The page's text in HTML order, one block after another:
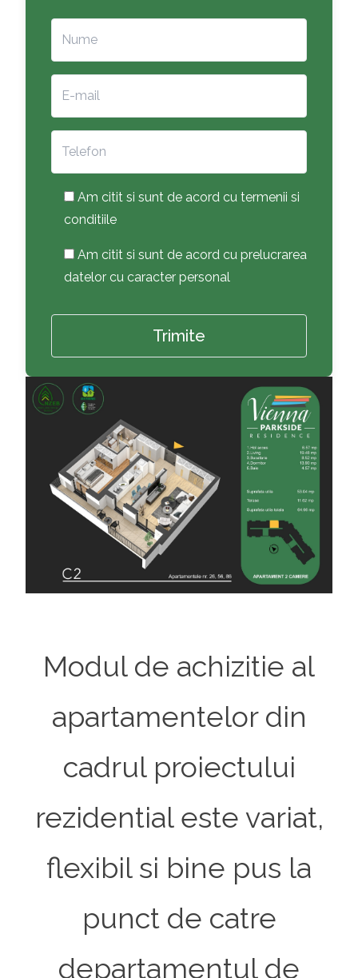
Am citit si sunt de acord cu termenii si
conditiile
Am citit si sunt de acord cu prelucrarea
datelor cu caracter personal
Modul de achizitie al
apartamentelor din
cadrul proiectului
rezidential este variat,
flexibil si bine pus la
punct de catre
departamentul de